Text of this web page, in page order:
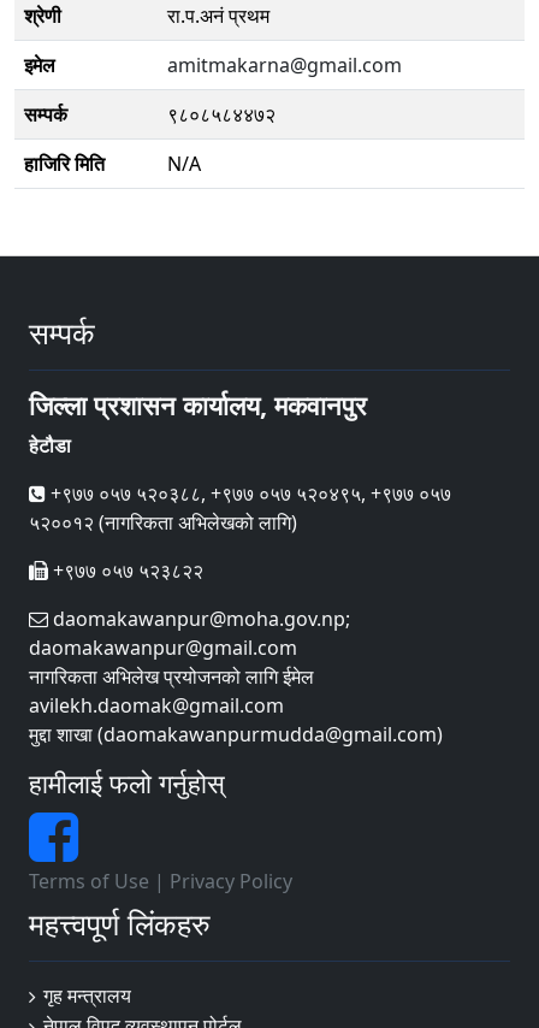
श्रेणी
रा.प.अनं प्रथम
इमेल
amitmakarna@gmail.com
सम्पर्क
९८०८५८४४७२
हाजिरि मिति
N/A
सम्पर्क
जिल्ला प्रशासन कार्यालय, मकवानपुर
हेटौडा
+९७७ ०५७ ५२०३८८, +९७७ ०५७ ५२०४९५, +९७७ ०५७
५२००१२ (नागरिकता अभिलेखको लागि)
+९७७ ०५७ ५२३८२२
daomakawanpur@moha.gov.np;
daomakawanpur@gmail.com
नागरिकता अभिलेख प्रयोजनको लागि ईमेल
avilekh.daomak@gmail.com
मुद्दा शाखा (daomakawanpurmudda@gmail.com)
हामीलाई फलो गर्नुहोस्
Terms of Use | Privacy Policy
महत्त्वपूर्ण लिंकहरु
गृह मन्त्रालय